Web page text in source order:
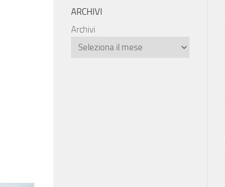
ARCHIVI
Archivi